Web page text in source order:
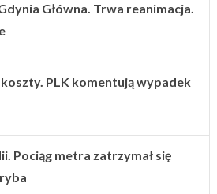
Główna. Trwa reanimacja.
PLK komentują wypadek
Pociąg metra zatrzymał się